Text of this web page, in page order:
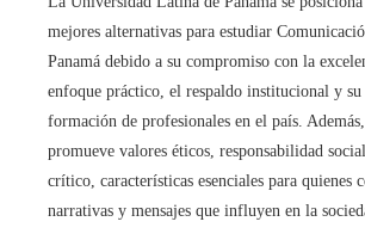
mejores alternativas para estudiar
Panamá debido a su compromiso con la
enfoque práctico, el respaldo institucional y
formación de profesionales en el país.
promueve valores éticos, responsabilidad
crítico, características esenciales para quienes
narrativas y mensajes que influyen en la